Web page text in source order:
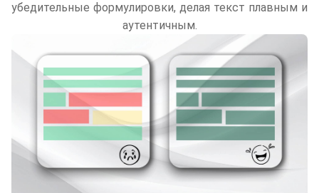
убедительные формулировки, делая текст плавным и
аутентичным.